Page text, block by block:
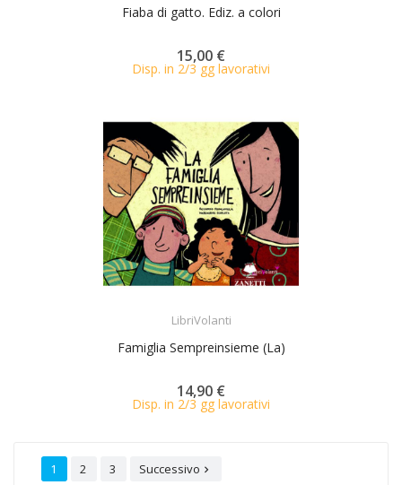
Fiaba di gatto. Ediz. a colori
15,00 €
Disp. in 2/3 gg lavorativi
LibriVolanti
Famiglia Sempreinsieme (La)
14,90 €
Disp. in 2/3 gg lavorativi
1 2 3 Successivo 